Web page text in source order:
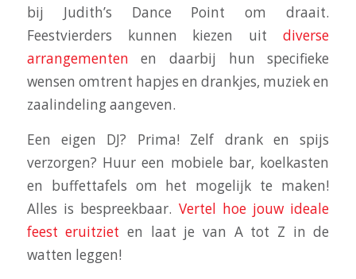
bij Judith’s Dance Point om draait.
Feestvierders kunnen kiezen uitdiverse
arrangementen en daarbij hun specifieke
wensen omtrent hapjes en drankjes, muziek en
zaalindeling aangeven.
Een eigen DJ? Prima! Zelf drank en spijs
verzorgen? Huur een mobiele bar, koelkasten
en buffettafels om het mogelijk te maken!
Alles is bespreekbaar. Vertel hoe jouw ideale
feest eruitziet en laat je van A tot Z in de
watten leggen!